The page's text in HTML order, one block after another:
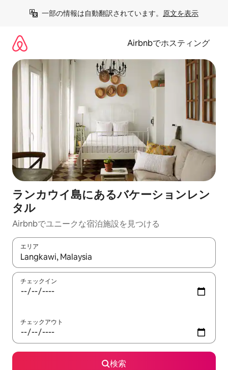
一部の情報は自動翻訳されています。 原文を表示
Airbnbでホスティング
ランカウイ島にあるバケーションレン
タル
Airbnbでユニークな宿泊施設を見つける
エリア
検索結果が表示されたら、上下の矢印キーを使って移動するか
チェックイン
チェックアウト
検索